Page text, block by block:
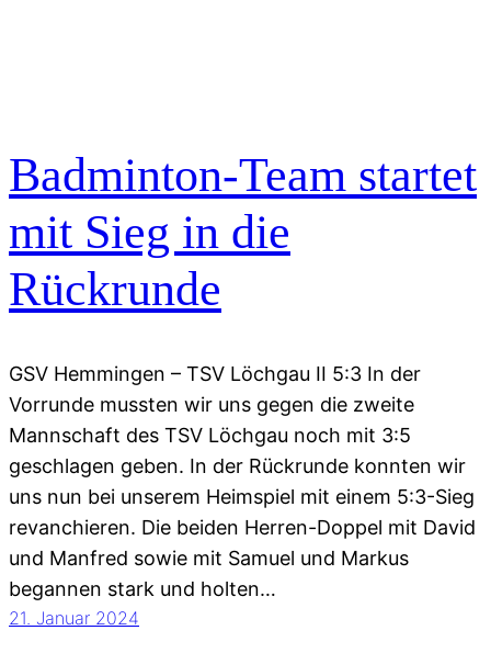
Badminton-Team startet
mit Sieg in die
Rückrunde
GSV Hemmingen – TSV Löchgau II 5:3 In der
Vorrunde mussten wir uns gegen die zweite
Mannschaft des TSV Löchgau noch mit 3:5
geschlagen geben. In der Rückrunde konnten wir
uns nun bei unserem Heimspiel mit einem 5:3-Sieg
revanchieren. Die beiden Herren-Doppel mit David
und Manfred sowie mit Samuel und Markus
begannen stark und holten…
21. Januar 2024